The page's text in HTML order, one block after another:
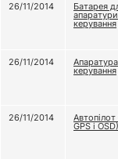
26/11/2014
Батарея
апаратури
керування
26/11/2014
Апаратура
керування
26/11/2014
Автопілот
GPS і OSD)